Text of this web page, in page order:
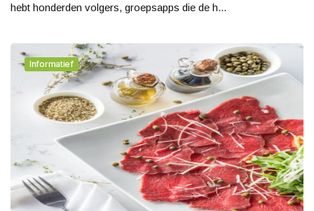
hebt honderden volgers, groepsapps die de h...
Informatief